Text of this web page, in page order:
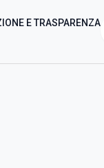
E TRASPARENZA